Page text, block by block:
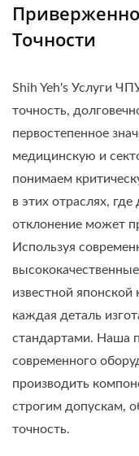
Точности
Shih Yeh's Услуги
точность,
первостепенное
медицинскую и
понимаем
в этих отраслях,
отклонение может
Используя
известной
каждая деталь
стандартами. Наша
современного
производить
строгим допускам,
точность.